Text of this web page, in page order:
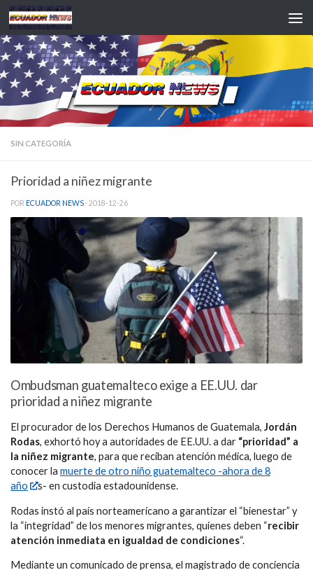
Saltar al contenido
SIN CATEGORÍA
Prioridad a niñez migrante
POR ECUADOR NEWS · 2018-12-26
Ombudsman guatemalteco exige a EE.UU. dar
prioridad a niñez migrante
El procurador de los Derechos Humanos de Guatemala, Jordán
Rodas, exhortó hoy a autoridades de EE.UU. a dar “prioridad” a
la niñez migrante, para que reciban atención médica, luego de
conocer la muerte de otro niño guatemalteco -ahora de 8
año
s- en custodia estadounidense.
Rodas instó al país norteamericano a garantizar el “bienestar” y
la “integridad” de los menores migrantes, quienes deben “recibir
atención inmediata en igualdad de condiciones“.
Mediante un comunicado de prensa, el magistrado de conciencia